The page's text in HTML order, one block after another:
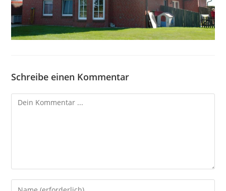
Schreibe einen Kommentar
Kommentieren
Gib